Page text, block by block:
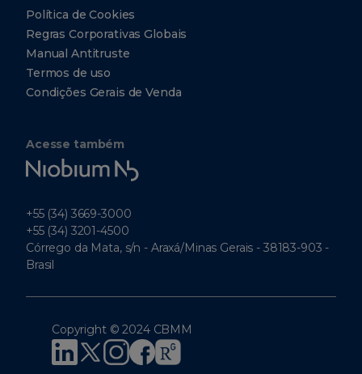
Política de Cookies
Regras Corporativas Globais
Manual Antitruste
Termos de uso
Condições Gerais de Venda
Acesse também
Niobium
Tech
+55 (34) 3669-3000
+55 (34) 3201-4500
Córrego da Mata, s/n - Araxá/Minas Gerais - 38183-903 -
Brasil
Copyright © 2024 CBMM